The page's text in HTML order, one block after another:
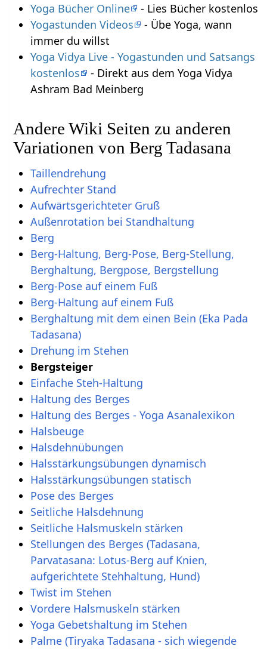
Yoga Bücher Online
- Lies Bücher kostenlos
Yogastunden Videos
- Übe Yoga, wann
immer du willst
Yoga Vidya Live - Yogastunden und Satsangs
kostenlos
- Direkt aus dem Yoga Vidya
Ashram Bad Meinberg
Andere Wiki Seiten zu anderen
Variationen von Berg Tadasana
Taillendrehung
Aufrechter Stand
Aufwärtsgerichteter Gruß
Außenrotation bei Standhaltung
Berg
Berg-Haltung, Berg-Pose, Berg-Stellung,
Berghaltung, Bergpose, Bergstellung
Berg-Pose auf einem Fuß
Berg-Haltung auf einem Fuß
Berghaltung mit dem einen Bein (Eka Pada
Tadasana)
Drehung im Stehen
Bergsteiger
Einfache Steh-Haltung
Haltung des Berges
Haltung des Berges - Yoga Asanalexikon
Halsbeuge
Halsdehnübungen
Halsstärkungsübungen dynamisch
Halsstärkungsübungen statisch
Pose des Berges
Seitliche Halsdehnung
Seitliche Halsmuskeln stärken
Stellungen des Berges (Tadasana,
Parvatasana: Lotus-Berg auf Knien,
aufgerichtete Stehhaltung, Hund)
Twist im Stehen
Vordere Halsmuskeln stärken
Yoga Gebetshaltung im Stehen
Palme (Tiryaka Tadasana - sich wiegende